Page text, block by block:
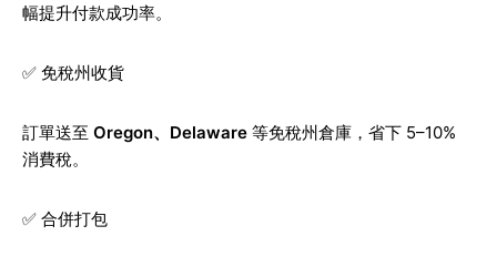
幅提升付款成功率。
✅ 免稅州收貨
訂單送至 Oregon、Delaware 等免稅州倉庫，省下 5–10%
消費稅。
✅ 合併打包